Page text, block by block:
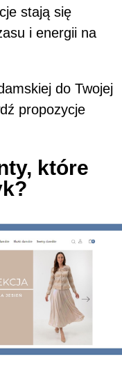
stają się
i energii na
do Twojej
propozycje
które